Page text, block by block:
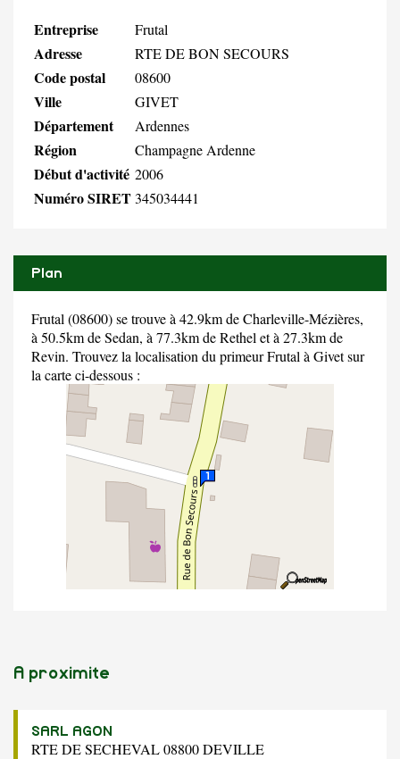
Entreprise Frutal
Adresse RTE DE BON SECOURS
Code postal 08600
Ville GIVET
Département Ardennes
Région Champagne Ardenne
Début d'activité 2006
Numéro SIRET345034441
Plan
Frutal (08600) se trouve à 42.9km de Charleville-Mézières,
à 50.5km de Sedan, à 77.3km de Rethel et à 27.3km de
Revin. Trouvez la localisation du primeur Frutal à Givet sur
la carte ci-dessous :
A proximite
SARL AGON
RTE DE SECHEVAL 08800 DEVILLE